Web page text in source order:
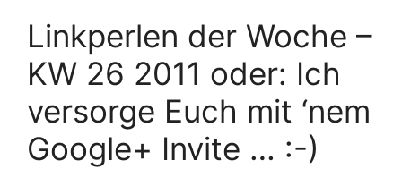
Linkperlen der Woche –
KW 26 2011 oder: Ich
versorge Euch mit ‘nem
Google+ Invite … :-)